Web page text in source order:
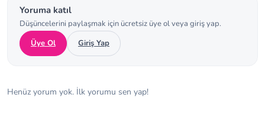
Yoruma katıl
Düşüncelerini paylaşmak için ücretsiz üye ol veya giriş yap.
Üye Ol
Giriş Yap
Henüz yorum yok. İlk yorumu sen yap!